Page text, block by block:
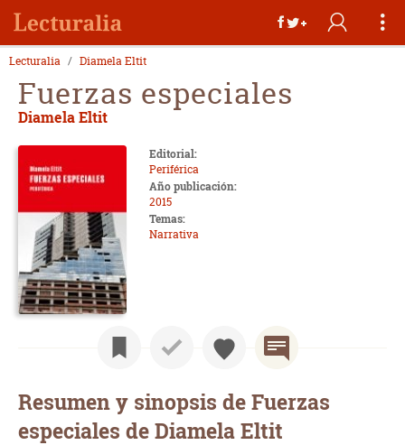
Lecturalia Diamela Eltit
Fuerzas especiales
Diamela Eltit
Editorial:
Periférica
Año publicación:
2015
Temas:
Narrativa
Resumen y sinopsis de Fuerzas
especiales de Diamela Eltit